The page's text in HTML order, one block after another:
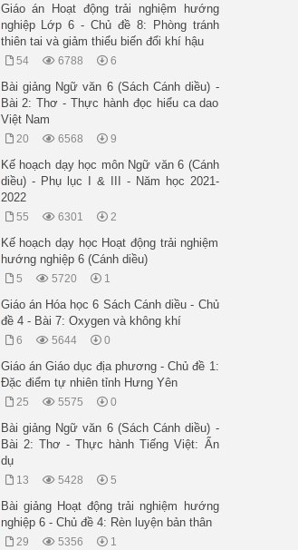
Giáo án Hoạt động trải nghiệm hướng
nghiệp Lớp 6 - Chủ đề 8: Phòng tránh
thiên tai và giảm thiểu biến đổi khí hậu
54 6788 6
Bài giảng Ngữ văn 6 (Sách Cánh diều) -
Bài 2: Thơ - Thực hành đọc hiểu ca dao
Việt Nam
20 6568 9
Kế hoạch dạy học môn Ngữ văn 6 (Cánh
diều) - Phụ lục I & III - Năm học 2021-
2022
55 6301 2
Kế hoạch dạy học Hoạt động trải nghiệm
hướng nghiệp 6 (Cánh diều)
5 5720 1
Giáo án Hóa học 6 Sách Cánh diều - Chủ
đề 4 - Bài 7: Oxygen và không khí
6 5644 0
Giáo án Giáo dục địa phương - Chủ đề 1:
Đặc điểm tự nhiên tỉnh Hưng Yên
25 5575 0
Bài giảng Ngữ văn 6 (Sách Cánh diều) -
Bài 2: Thơ - Thực hành Tiếng Việt: Ẩn
dụ
13 5428 5
Bài giảng Hoạt động trải nghiệm hướng
nghiệp 6 - Chủ đề 4: Rèn luyện bản thân
29 5356 1